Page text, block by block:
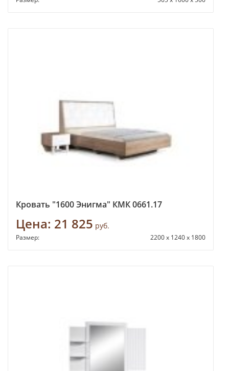
Кровать "1600 Энигма" КМК 0661.17
Цена: 21 825 руб.
Размер: 2200 x 1240 x 1800